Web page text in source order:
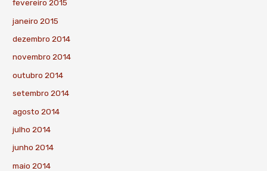
fevereiro 2015
janeiro 2015
dezembro 2014
novembro 2014
outubro 2014
setembro 2014
agosto 2014
julho 2014
junho 2014
maio 2014